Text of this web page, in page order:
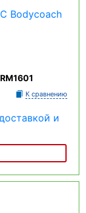
К сравнению